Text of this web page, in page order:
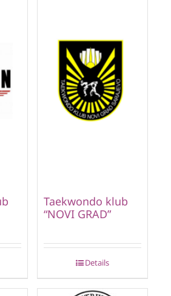
Taekwondo klub
“NOVI GRAD”
Details